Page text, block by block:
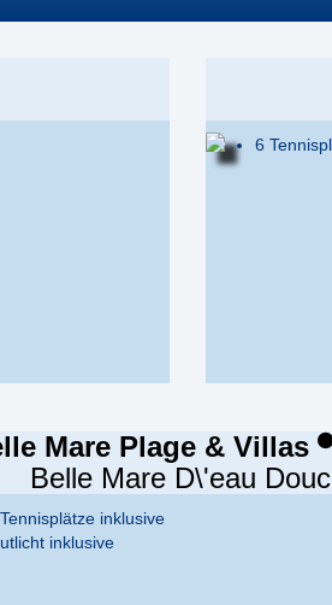
6
Mare Plage & Villas
Belle Mare D\'eau
inklusive
inklusive